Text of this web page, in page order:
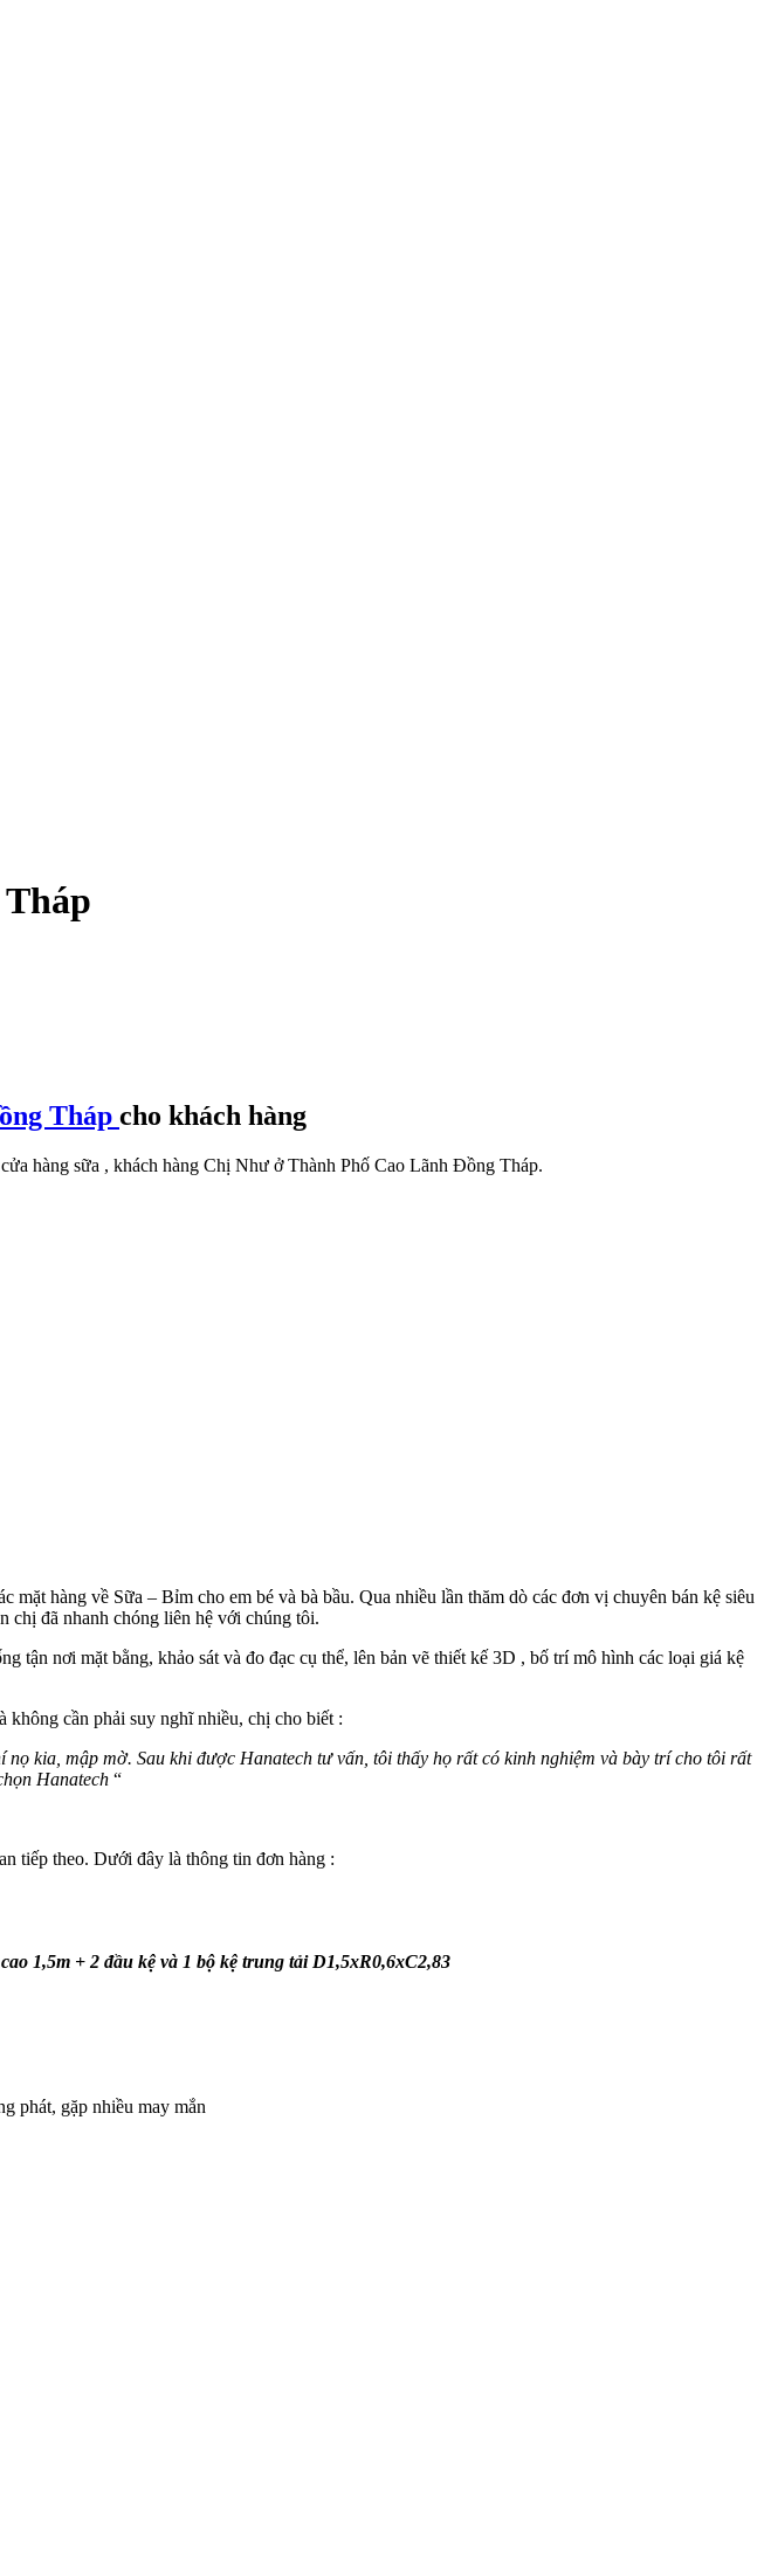
Tháp cho khách hàng
hàng sữa , khách hàng Chị Như ở Thành Phố Cao Lãnh Đồng Tháp.
hàng về Sữa – Bỉm cho em bé và bà bầu. Qua nhiều lần thăm dò các đơn vị chuyên bán kệ siêu
chị đã nhanh chóng liên hệ với chúng tôi.
tận nơi mặt bằng, khảo sát và đo đạc cụ thể, lên bản vẽ thiết kế 3D , bố trí mô hình các loại giá kệ
cần phải suy nghĩ nhiều, chị cho biết :
kia, mập mờ. Sau khi được Hanatech tư vấn, tôi thấy họ rất có kinh nghiệm và bày trí cho tôi rất
Hanatech “
tiếp theo. Dưới đây là thông tin đơn hàng :
1,5m + 2 đầu kệ và 1 bộ kệ trung tải D1,5xR0,6xC2,83
phát, gặp nhiều may mắn